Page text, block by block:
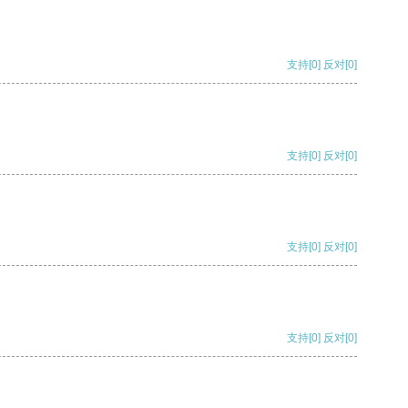
支持[0] 反对[0]
支持[0] 反对[0]
支持[0] 反对[0]
支持[0] 反对[0]